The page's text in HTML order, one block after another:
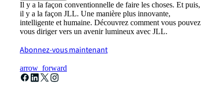
Il y a la façon conventionnelle de faire les choses. Et puis,
il y a la façon JLL. Une manière plus innovante,
intelligente et humaine. Découvrez comment vous pouvez
vous diriger vers un avenir lumineux avec JLL.
Abonnez-vous maintenant
arrow_forward